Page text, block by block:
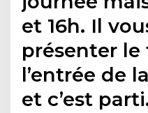
et 16h. Il
présenter le
l’entrée de
et c’est